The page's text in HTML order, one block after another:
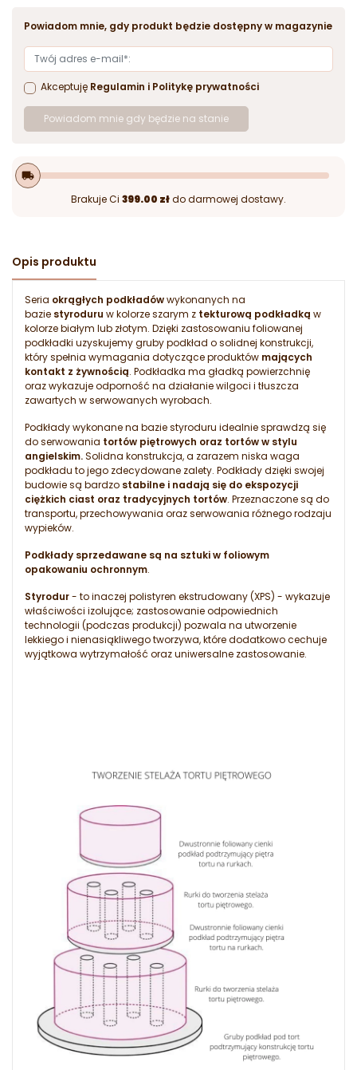
Powiadom mnie, gdy produkt będzie dostępny w magazynie
Akceptuję Regulamin i Politykę prywatności
Powiadom mnie gdy będzie na stanie
local_shipping
Brakuje Ci 399.00 złdo darmowej dostawy.
Opis produktu
Seria okrągłych podkładówwykonanych na
bazie styroduru w kolorze szarym z tekturową podkładką w
kolorze białym lub złotym. Dzięki zastosowaniu foliowanej
podkładki uzyskujemy gruby podkład o solidnej konstrukcji,
który spełnia wymagania dotyczące produktów mających
kontakt z żywnością. Podkładka ma gładką powierzchnię
oraz wykazuje odporność na działanie wilgoci i tłuszcza
zawartych w serwowanych wyrobach.
Podkłady wykonane na bazie styroduru idealnie sprawdzą się
do serwowania tortów piętrowych oraz tortów w stylu
angielskim.Solidna konstrukcja, a zarazem niska waga
podkładu to jego zdecydowane zalety. Podkłady dzięki swojej
budowie są bardzo stabilne i nadają się do ekspozycji
ciężkich ciast oraz tradycyjnych tortów. Przeznaczone są do
transportu, przechowywania oraz serwowania różnego rodzaju
wypieków.
Podkłady sprzedawane są na sztuki w foliowym
opakowaniu ochronnym.
Styrodur- to inaczej polistyren ekstrudowany (XPS) - wykazuje
właściwości izolujące; zastosowanie odpowiednich
technologii (podczas produkcji) pozwala na utworzenie
lekkiego i nienasiąkliwego tworzywa, które dodatkowo cechuje
wyjątkowa wytrzymałość oraz uniwersalne zastosowanie.